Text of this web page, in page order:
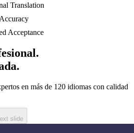
Translation
Acceptance
en más de 120 idiomas con calidad
slide